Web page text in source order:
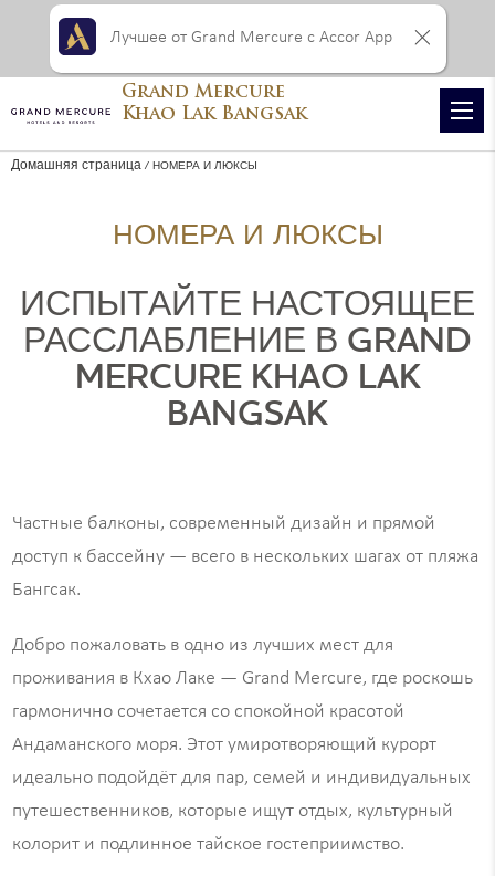
Домашняя страница НОМЕРА И ЛЮКСЫ
НОМЕРА И ЛЮКСЫ
ИСПЫТАЙТЕ НАСТОЯЩЕЕ
РАССЛАБЛЕНИЕ В GRAND
MERCURE KHAO LAK
BANGSAK
Частные балконы, современный дизайн и прямой
доступ к бассейну — всего в нескольких шагах от пляжа
Бангсак.
Добро пожаловать в одно из лучших мест для
проживания в Кхао Лаке — Grand Mercure, где роскошь
гармонично сочетается со спокойной красотой
Андаманского моря. Этот умиротворяющий курорт
идеально подойдёт для пар, семей и индивидуальных
путешественников, которые ищут отдых, культурный
колорит и подлинное тайское гостеприимство.
Grand Mercure
Khao Lak Bangsak
Лучшее от Grand Mercure с Accor App